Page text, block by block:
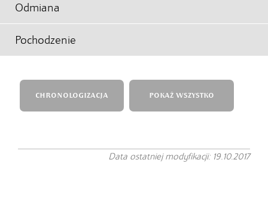
Odmiana
Pochodzenie
CHRONOLOGIZACJA POKAŻ WSZYSTKO
Data ostatniej modyfikacji: 19.10.2017